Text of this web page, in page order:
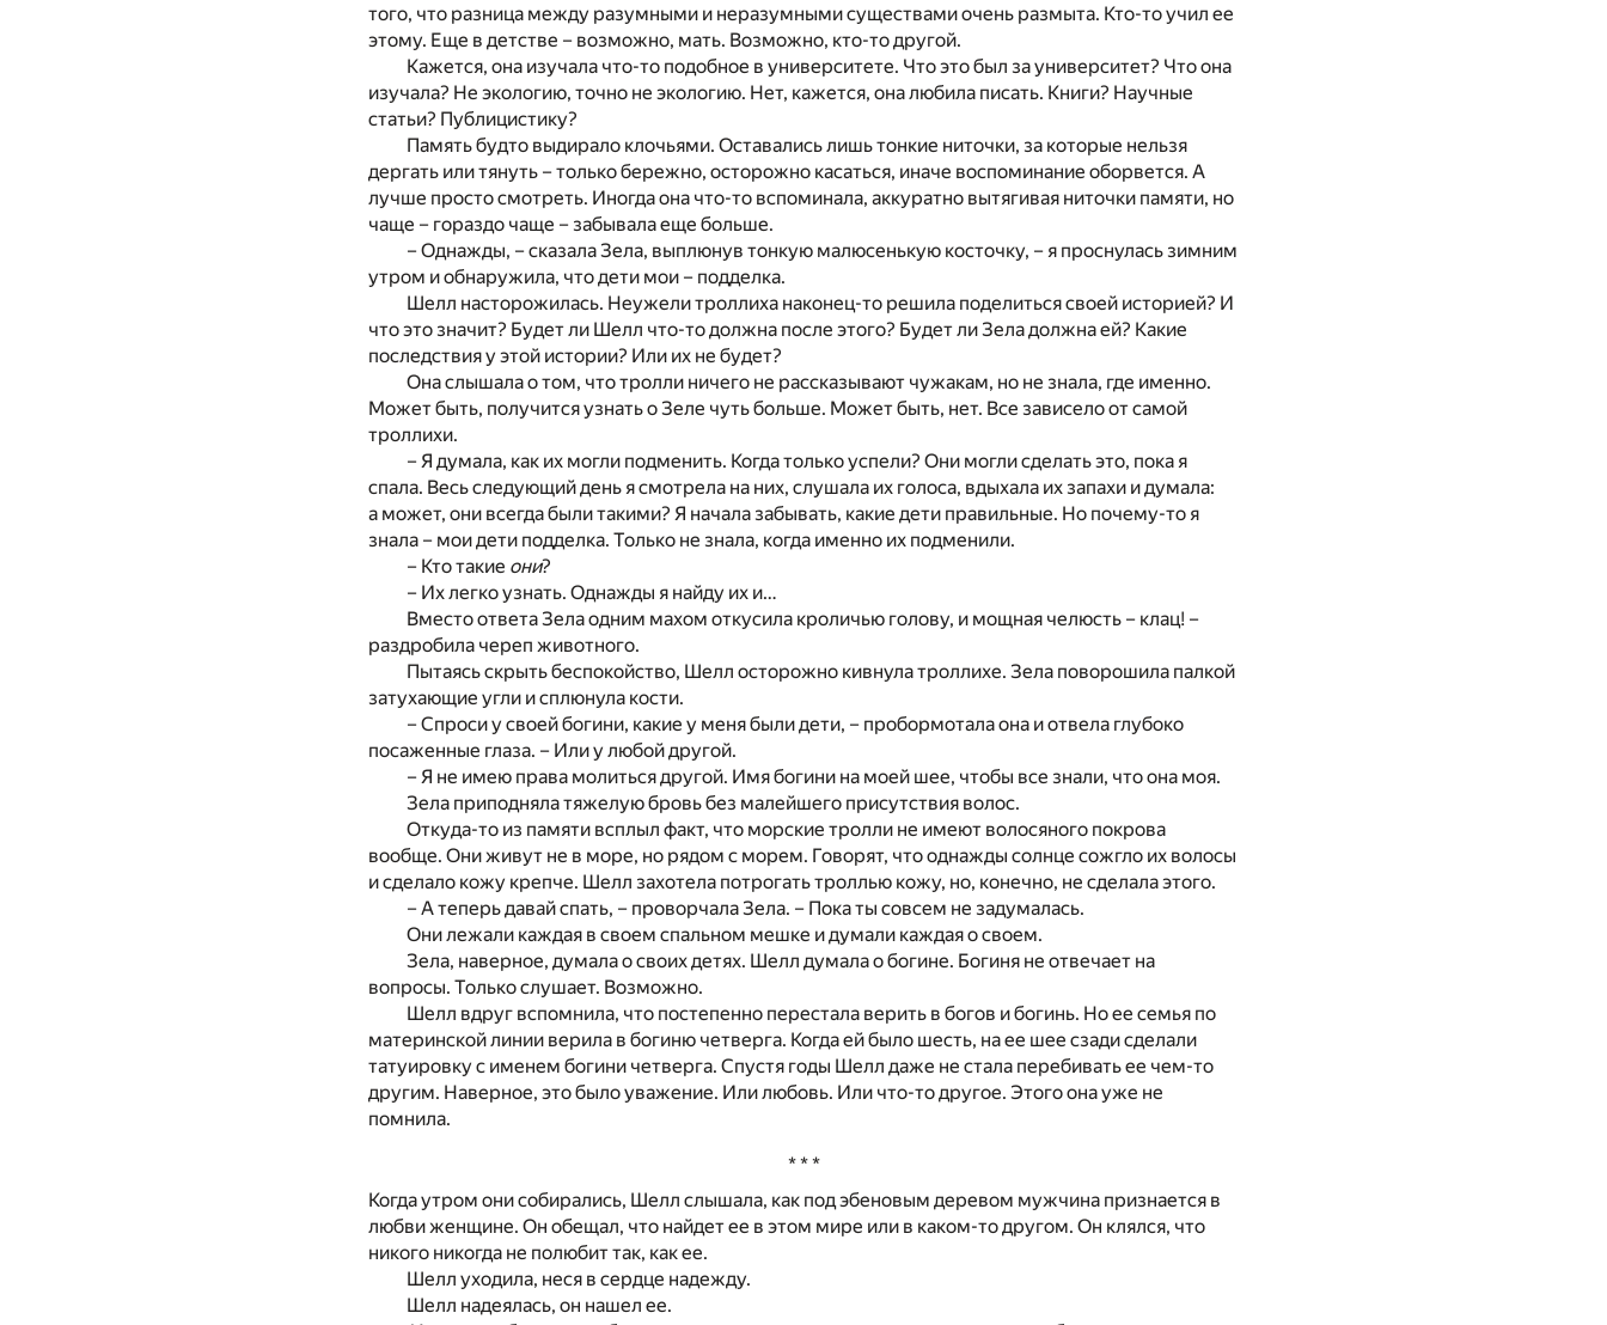
того, что разница между разумными и неразумными существами очень размыта. Кто-то учил ее
этому. Еще в детстве – возможно, мать. Возможно, кто-то другой.
Кажется, она изучала что-то подобное в университете. Что это был за университет? Что она
изучала? Не экологию, точно не экологию. Нет, кажется, она любила писать. Книги? Научные
статьи? Публицистику?
Память будто выдирало клочьями. Оставались лишь тонкие ниточки, за которые нельзя
дергать или тянуть – только бережно, осторожно касаться, иначе воспоминание оборвется. А
лучше просто смотреть. Иногда она что-то вспоминала, аккуратно вытягивая ниточки памяти, но
чаще – гораздо чаще – забывала еще больше.
– Однажды, – сказала Зела, выплюнув тонкую малюсенькую косточку, – я проснулась зимним
утром и обнаружила, что дети мои – подделка.
Шелл насторожилась. Неужели троллиха наконец-то решила поделиться своей историей? И
что это значит? Будет ли Шелл что-то должна после этого? Будет ли Зела должна ей? Какие
последствия у этой истории? Или их не будет?
Она слышала о том, что тролли ничего не рассказывают чужакам, но не знала, где именно.
Может быть, получится узнать о Зеле чуть больше. Может быть, нет. Все зависело от самой
троллихи.
– Я думала, как их могли подменить. Когда только успели? Они могли сделать это, пока я
спала. Весь следующий день я смотрела на них, слушала их голоса, вдыхала их запахи и думала:
а может, они всегда были такими? Я начала забывать, какие дети правильные. Но почему-то я
знала – мои дети подделка. Только не знала, когда именно их подменили.
– Кто такие они?
– Их легко узнать. Однажды я найду их и…
Вместо ответа Зела одним махом откусила кроличью голову, и мощная челюсть – клац! –
раздробила череп животного.
Пытаясь скрыть беспокойство, Шелл осторожно кивнула троллихе. Зела поворошила палкой
затухающие угли и сплюнула кости.
– Спроси у своей богини, какие у меня были дети, – пробормотала она и отвела глубоко
посаженные глаза. – Или у любой другой.
– Я не имею права молиться другой. Имя богини на моей шее, чтобы все знали, что она моя.
Зела приподняла тяжелую бровь без малейшего присутствия волос.
Откуда-то из памяти всплыл факт, что морские тролли не имеют волосяного покрова
вообще. Они живут не в море, но рядом с морем. Говорят, что однажды солнце сожгло их волосы
и сделало кожу крепче. Шелл захотела потрогать троллью кожу, но, конечно, не сделала этого.
– А теперь давай спать, – проворчала Зела. – Пока ты совсем не задумалась.
Они лежали каждая в своем спальном мешке и думали каждая о своем.
Зела, наверное, думала о своих детях. Шелл думала о богине. Богиня не отвечает на
вопросы. Только слушает. Возможно.
Шелл вдруг вспомнила, что постепенно перестала верить в богов и богинь. Но ее семья по
материнской линии верила в богиню четверга. Когда ей было шесть, на ее шее сзади сделали
татуировку с именем богини четверга. Спустя годы Шелл даже не стала перебивать ее чем-то
другим. Наверное, это было уважение. Или любовь. Или что-то другое. Этого она уже не
помнила.
* * *
Когда утром они собирались, Шелл слышала, как под эбеновым деревом мужчина признается в
любви женщине. Он обещал, что найдет ее в этом мире или в каком-то другом. Он клялся, что
никого никогда не полюбит так, как ее.
Шелл уходила, неся в сердце надежду.
Шелл надеялась, он нашел ее.